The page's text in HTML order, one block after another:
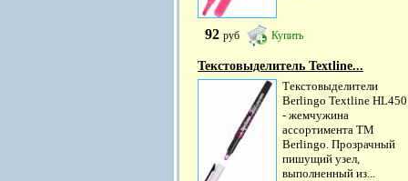
92 руб Купить
Текстовыделитель Textline...
Текстовыделители
Berlingo Textline HL450
- жемчужина
ассортимента ТМ
Berlingo. Прозрачный
пишущий узел,
выполненный из...